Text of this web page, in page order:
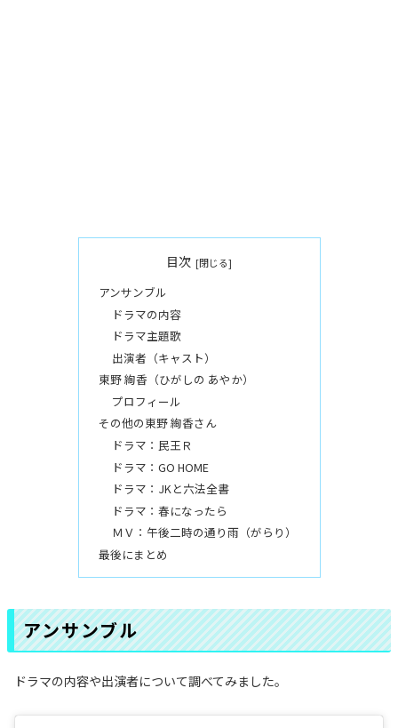
目次
アンサンブル
ドラマの内容
ドラマ主題歌
出演者（キャスト）
東野 絢香‬（ひがしの あやか）
プロフィール
その他の東野 絢香‬‬さん
ドラマ：民王Ｒ
ドラマ：GO HOME
ドラマ：JKと六法全書
ドラマ：春になったら
ＭＶ：午後二時の通り雨（がらり）
最後にまとめ
アンサンブル
ドラマの内容や出演者について調べてみました。